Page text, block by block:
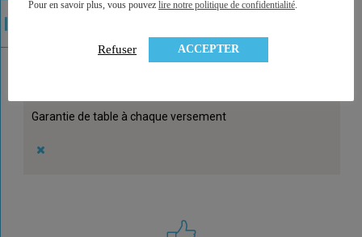
Garantie de table à la souscription
Garantie de table à chaque versement
Pour en savoir plus, vous pouvez lire notre politique de confidentialité
Refuser ACCEPTER